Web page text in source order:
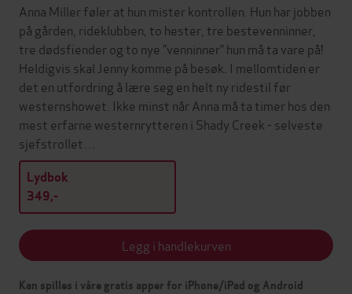
Anna Miller føler at hun mister kontrollen. Hun har jobben
på gården, rideklubben, to hester, tre bestevenninner,
tre dødsfiender og to nye ”venninner” hun må ta vare på!
Heldigvis skal Jenny komme på besøk. I mellomtiden er
det en utfordring å lære seg en helt ny ridestil før
westernshowet. Ikke minst når Anna må ta timer hos den
mest erfarne westernrytteren i Shady Creek - selveste
sjefstrollet…
Lydbok
349,-
Legg i handlekurven
Kan spilles i våre gratis apper for iPhone/iPad og Android